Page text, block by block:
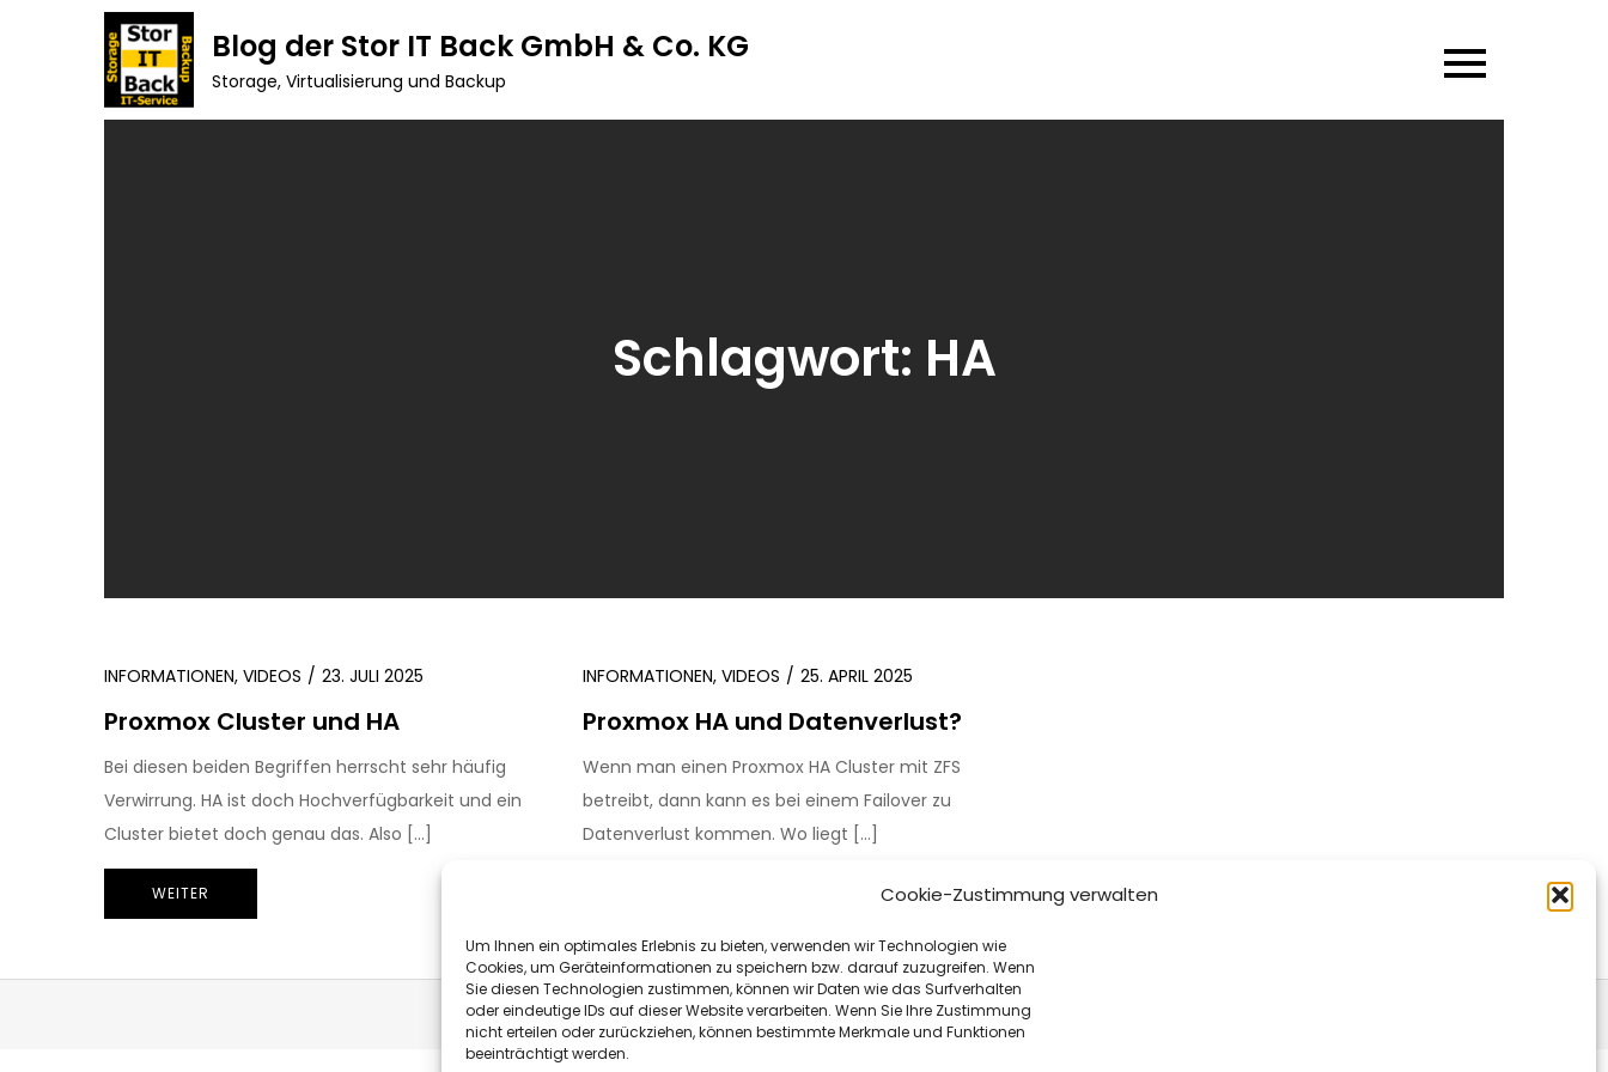
Cookie-Zustimmung verwalten
Um Ihnen ein optimales Erlebnis zu bieten, verwenden wir Technologien wie
Cookies, um Geräteinformationen zu speichern bzw. darauf zuzugreifen. Wenn
Sie diesen Technologien zustimmen, können wir Daten wie das Surfverhalten
oder eindeutige IDs auf dieser Website verarbeiten. Wenn Sie Ihre Zustimmung
nicht erteilen oder zurückziehen, können bestimmte Merkmale und Funktionen
beeinträchtigt werden.
Blog der Stor IT Back GmbH & Co. KG
Storage, Virtualisierung und Backup
Schlagwort: HA
INFORMATIONEN, VIDEOS 23. JULI 2025
Proxmox Cluster und HA
Bei diesen beiden Begriffen herrscht sehr häufig
Verwirrung. HA ist doch Hochverfügbarkeit und ein
Cluster bietet doch genau das. Also […]
WEITER
INFORMATIONEN, VIDEOS 25. APRIL 2025
Proxmox HA und Datenverlust?
Wenn man einen Proxmox HA Cluster mit ZFS
betreibt, dann kann es bei einem Failover zu
Datenverlust kommen. Wo liegt […]